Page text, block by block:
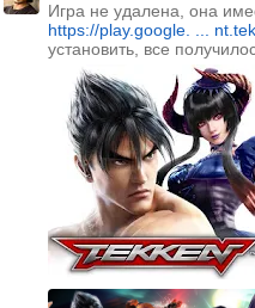
Игра не удалена, она
https://play.google. ...
установить, все